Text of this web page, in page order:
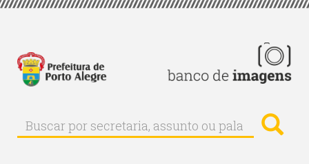
Pular
principal
Buscar
Buscar
por